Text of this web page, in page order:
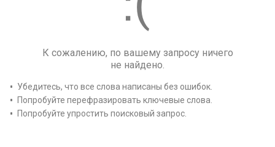
К сожалению, по вашему запросу ничего
не найдено.
Убедитесь, что все слова написаны без ошибок.
Попробуйте перефразировать ключевые слова.
Попробуйте упростить поисковый запрос.